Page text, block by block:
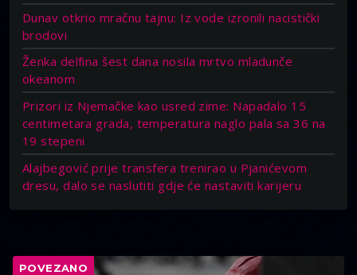
Dunav otkrio mračnu tajnu: Iz vode izronili nacistički
brodovi
Ženka delfina šest dana nosila mrtvo mladunče
okeanom
Prizori iz Njemačke kao usred zime: Napadalo 15
centimetara grada, temperatura naglo pala sa 36 na
19 stepeni
Alajbegović prije transfera trenirao u Pjanićevom
dresu, dalo se naslutiti gdje će nastaviti karijeru
POVEZANO